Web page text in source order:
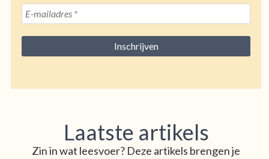
Laatste artikels
Zin in wat leesvoer? Deze artikels brengen je